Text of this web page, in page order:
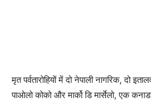
मृत पर्वतारोहियों में दो नेपाली नागरिक, दो
पाओलो कोको और मार्को डि मार्सेलो, एक